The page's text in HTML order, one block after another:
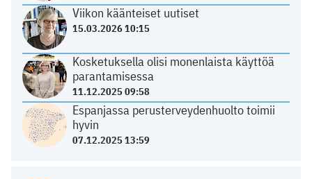
Viikon käänteiset uutiset
15.03.2026 10:15
Kosketuksella olisi monenlaista käyttöä
parantamisessa
11.12.2025 09:58
Espanjassa perusterveydenhuolto toimii
hyvin
07.12.2025 13:59